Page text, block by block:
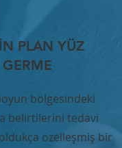
PLAN YÜZ
GERME
bölgesindeki
belirtilerini tedavi
özelleşmiş bir